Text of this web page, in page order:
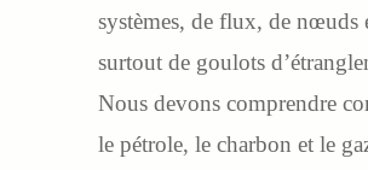
systèmes, de flux, de nœuds
surtout de goulots
Nous devons comprendre
le pétrole, le charbon et le